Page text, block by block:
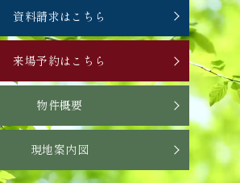
資料請求はこちら
来場予約はこちら
物件概要
現地案内図